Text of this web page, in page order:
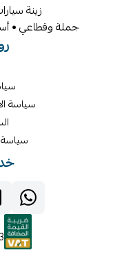
زينة
جملة وقطاعي •
سياسة